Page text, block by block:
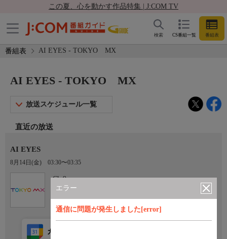
この夏、心を動かす作品特集 | J:COM TV
CS番組一覧 番組表
検索
番組表 AI EYES - TOKYO MX
エラー
通信に問題が発生しました[error]
AI EYES - TOKYO MX
放送スケジュール一覧
直近の放送
AI EYES
8月14日(金) 03:30〜03:35
Ch.9
TOKYO MX
カレンダー登録